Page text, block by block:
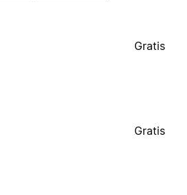
Gratis
Gratis